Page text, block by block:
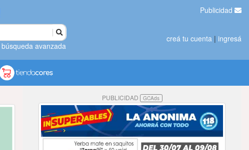
búsqueda avanzada
Publicidad
creá tu cuenta | ingresá
PUBLICIDAD GCAds